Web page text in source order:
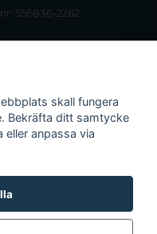
556836-2262
405566
skall fungera
Bekräfta ditt samtycke
anpassa via